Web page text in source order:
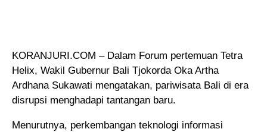
KORANJURI.COM – Dalam Forum pertemuan Tetra
Helix, Wakil Gubernur Bali Tjokorda Oka Artha
Ardhana Sukawati mengatakan, pariwisata Bali di era
disrupsi menghadapi tantangan baru.
Menurutnya, perkembangan teknologi informasi